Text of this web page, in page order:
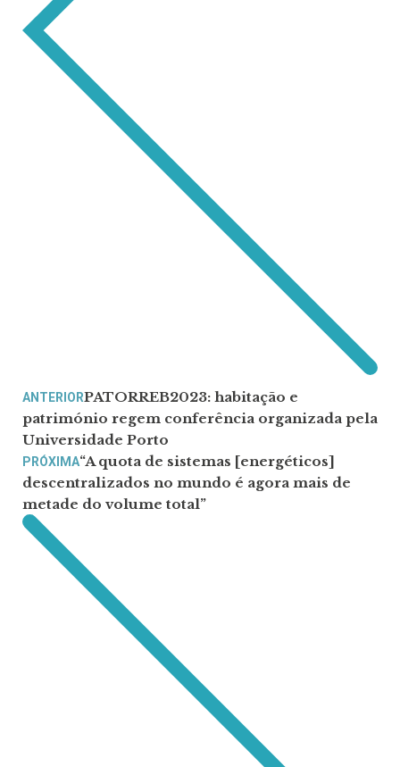
ANTERIORPATORREB2023: habitação e
património regem conferência organizada pela
Universidade Porto
PRÓXIMA“A quota de sistemas [energéticos]
descentralizados no mundo é agora mais de
metade do volume total”